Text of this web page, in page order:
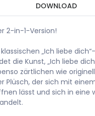
DOWNLOAD
2-in-1-Version!
„Ich liebe
die Kunst, „Ich liebe
zärtlichen wie
Plüsch, der sich mit
lässt und sich in eine